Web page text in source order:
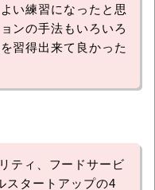
い練習になったと思
ンの手法もいろいろ
習得出来て良かった
ティ、フードサービ
スタートアップの4